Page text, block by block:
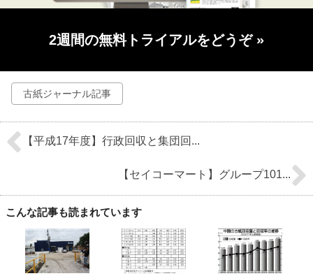
2週間の無料トライアルをどうぞ »
古紙ジャーナル記事
【平成17年度】行政回収と集団回...
【セイコーマート】グループ101...
こんな記事も読まれています